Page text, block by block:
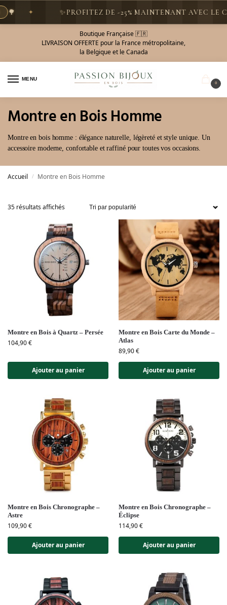
✨PROFITEZ DE -25% MAINTENANT AVEC LE CODE
Boutique Française 🇫🇷
LIVRAISON OFFERTE pour la France métropolitaine,
la Belgique et le Canada
MENU
0
Montre en Bois Homme
Montre en bois homme : élégance naturelle, légèreté et style unique. Un
accessoire moderne, confortable et raffiné pour toutes vos occasions.
Accueil / Montre en Bois Homme
35 résultats affichés
Montre en Bois à Quartz – Persée
104,90€
Ajouter au panier
Montre en Bois Carte du Monde –
Atlas
89,90€
Ajouter au panier
Montre en Bois Chronographe –
Astre
109,90€
Ajouter au panier
Montre en Bois Chronographe –
Éclipse
114,90€
Ajouter au panier